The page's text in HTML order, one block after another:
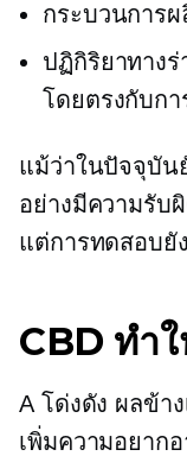
กระบวนการ
ปฏิกิริยาทางร่
โดยตรงกับกา
แม้ว่าในปัจจุบัน
อย่างมีความรับ
แต่การทดสอบยั
CBD ทำ
A โด่งดัง ผลข้า
เพิ่มความอยาก